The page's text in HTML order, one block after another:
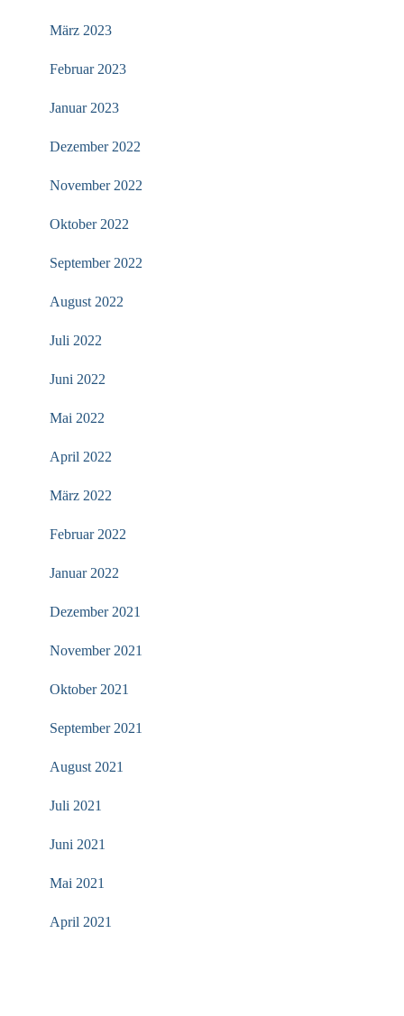
März 2023
Februar 2023
Januar 2023
Dezember 2022
November 2022
Oktober 2022
September 2022
August 2022
Juli 2022
Juni 2022
Mai 2022
April 2022
März 2022
Februar 2022
Januar 2022
Dezember 2021
November 2021
Oktober 2021
September 2021
August 2021
Juli 2021
Juni 2021
Mai 2021
April 2021